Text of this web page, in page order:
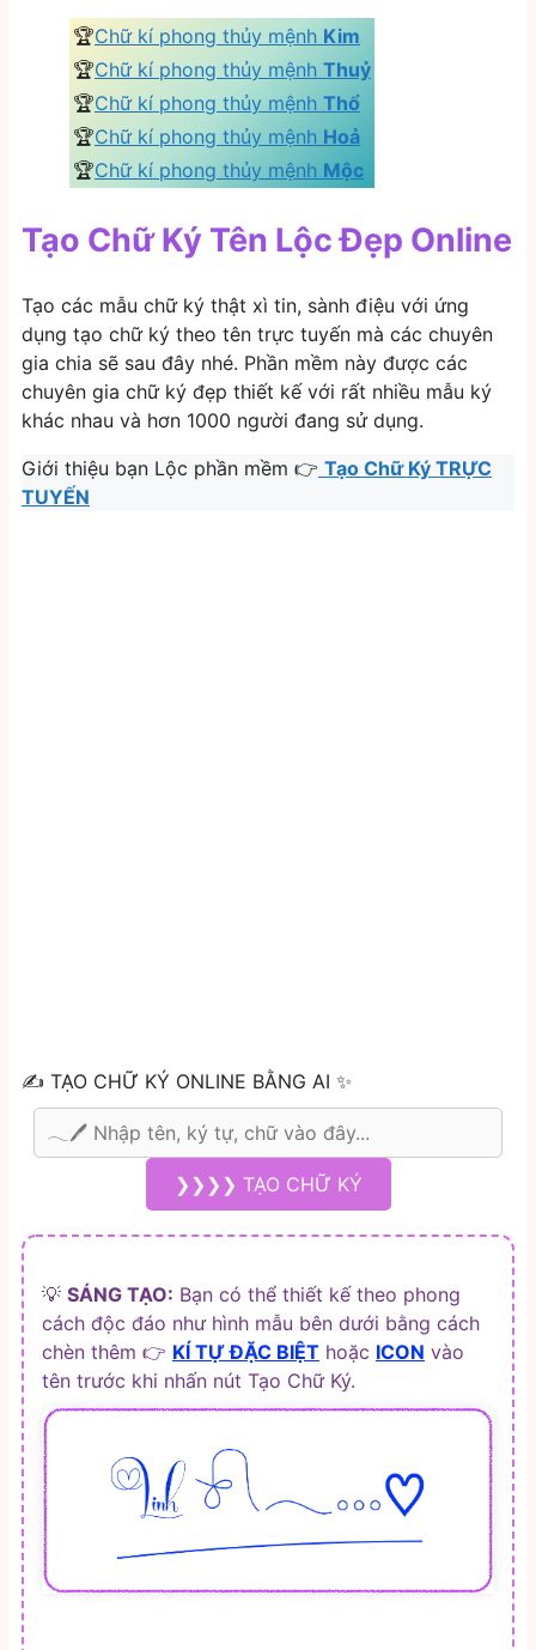
🏆Chữ kí phong thủy mệnh Kim
🏆Chữ kí phong thủy mệnh Thuỷ
🏆Chữ kí phong thủy mệnh Thổ
🏆Chữ kí phong thủy mệnh Hoả
🏆Chữ kí phong thủy mệnh Mộc
Tạo Chữ Ký Tên Lộc Đẹp Online
Tạo các mẫu chữ ký thật xì tin, sành điệu với ứng
dụng tạo chữ ký theo tên trực tuyến mà các chuyên
gia chia sẽ sau đây nhé. Phần mềm này được các
chuyên gia chữ ký đẹp thiết kế với rất nhiều mẫu ký
khác nhau và hơn 1000 người đang sử dụng.
Giới thiệu bạn Lộc phần mềm 👉 Tạo Chữ Ký TRỰC
TUYẾN
✍️ TẠO CHỮ KÝ ONLINE BẰNG AI ✨
❯❯❯❯ TẠO CHỮ KÝ
💡 SÁNG TẠO: Bạn có thể thiết kế theo phong
cách độc đáo như hình mẫu bên dưới bằng cách
chèn thêm 👉 KÍ TỰ ĐẶC BIỆT hoặc ICON vào
tên trước khi nhấn nút Tạo Chữ Ký.